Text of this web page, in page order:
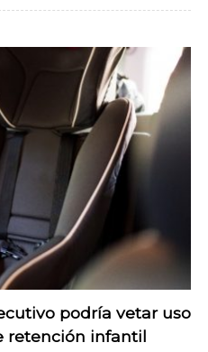
podría vetar uso
retención infantil